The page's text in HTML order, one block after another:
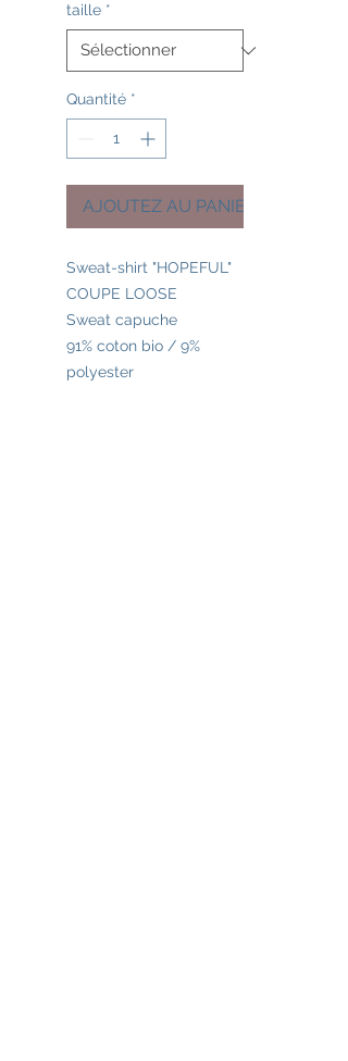
taille *
Quantité *
AJOUTEZ AU PANIER
Sweat-shirt "HOPEFUL"
COUPE LOOSE
Sweat capuche
91% coton bio / 9%
polyester